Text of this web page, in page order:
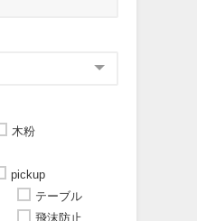
木粉
pickup
テーブル
飛沫防止